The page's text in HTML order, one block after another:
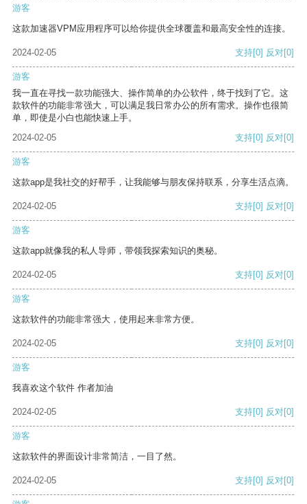
游客
这款加速器VPM应用程序可以给你提供全球覆盖和最高安全性的连接。
2024-02-05 支持[0] 反对[0]
游客
我一直在寻找一款功能强大、操作简单的办公软件，终于找到了它。这
款软件的功能非常强大，可以满足我日常办公的所有需求。操作也很简
单，即使是小白也能快速上手。
2024-02-05
支持[0] 反对[0]
游客
这款app是我社交的好帮手，让我能够与朋友保持联系，分享生活点滴。
2024-02-05 支持[0] 反对[0]
游客
这款app就像我的私人导师，带领我探索知识的奥秘。
2024-02-05 支持[0] 反对[0]
游客
这款软件的功能非常强大，使用起来非常方便。
2024-02-05 支持[0] 反对[0]
游客
我喜欢这个软件 作者加油
2024-02-05 支持[0] 反对[0]
游客
这款软件的界面设计非常简洁，一目了然。
2024-02-05 支持[0] 反对[0]